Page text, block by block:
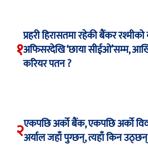
१
प्रहरी हिरासतमा रहेकी बैंकर
अफिसरदेखि ‘छाया सीईओ’सम्म,
करियर पतन ?
२एकपछि अर्को बैंक, एकपछि अर्को
अर्याल जहाँ पुग्छन्, त्यहाँ किन उठ्छन्